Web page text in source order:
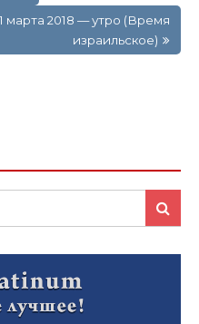
марта 2018 — утро (Время
израильское)
Search